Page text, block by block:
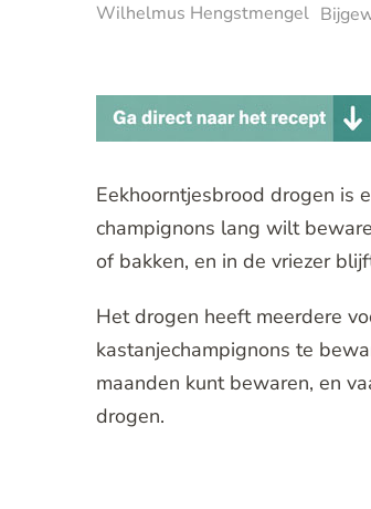
Wilhelmus Hengstmengel
Eekhoorntjesbrood drogen is
champignons lang wilt
of bakken, en in de vriezer
Het drogen heeft meerdere
kastanjechampignons te
maanden kunt bewaren, en
drogen.